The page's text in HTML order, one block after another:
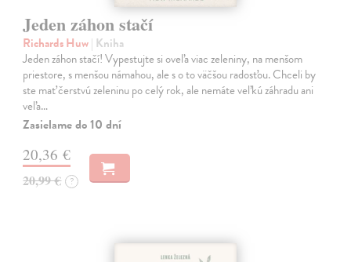
Jeden záhon stačí
Richards Huw| Kniha
Jeden záhon stačí! Vypestujte si oveľa viac zeleniny, na menšom
priestore, s menšou námahou, ale s o to väčšou radosťou. Chceli by
ste mať čerstvú zeleninu po celý rok, ale nemáte veľkú záhradu ani
veľa…
Zasielame do 10 dní
20,36 €
20,99 € ?